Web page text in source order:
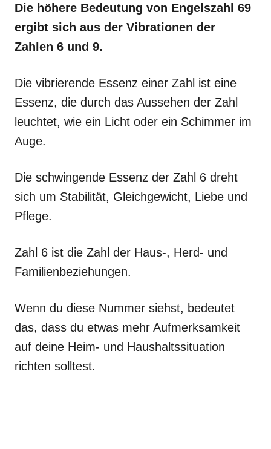
Die höhere Bedeutung von Engelszahl 69
ergibt sich aus der Vibrationen der
Zahlen 6 und 9.
Die vibrierende Essenz einer Zahl ist eine
Essenz, die durch das Aussehen der Zahl
leuchtet, wie ein Licht oder ein Schimmer im
Auge.
Die schwingende Essenz der Zahl 6 dreht
sich um Stabilität, Gleichgewicht, Liebe und
Pflege.
Zahl 6 ist die Zahl der Haus-, Herd- und
Familienbeziehungen.
Wenn du diese Nummer siehst, bedeutet
das, dass du etwas mehr Aufmerksamkeit
auf deine Heim- und Haushaltssituation
richten solltest.